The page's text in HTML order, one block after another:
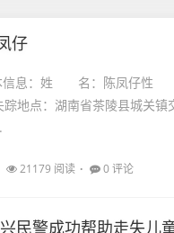
仔
信息：姓 名：陈凤仔性
地点：湖南省茶陵县城关
21179 阅读 0 评论
民警成功帮助走失儿